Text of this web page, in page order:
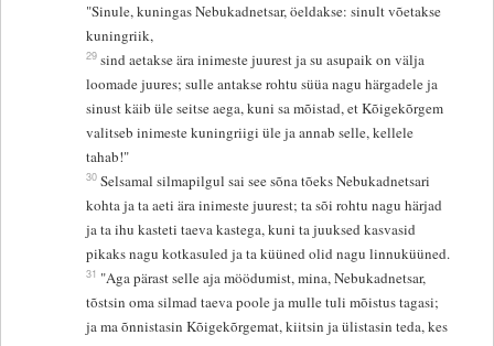
"Sinule, kuningas Nebukadnetsar, öeldakse: sinult võetakse
kuningriik,
29 sind aetakse ära inimeste juurest ja su asupaik on välja
loomade juures; sulle antakse rohtu süüa nagu härgadele ja
sinust käib üle seitse aega, kuni sa mõistad, et Kõigekõrgem
valitseb inimeste kuningriigi üle ja annab selle, kellele
tahab!"
30 Selsamal silmapilgul sai see sõna tõeks Nebukadnetsari
kohta ja ta aeti ära inimeste juurest; ta sõi rohtu nagu härjad
ja ta ihu kasteti taeva kastega, kuni ta juuksed kasvasid
pikaks nagu kotkasuled ja ta küüned olid nagu linnuküüned.
31 "Aga pärast selle aja möödumist, mina, Nebukadnetsar,
tõstsin oma silmad taeva poole ja mulle tuli mõistus tagasi;
ja ma õnnistasin Kõigekõrgemat, kiitsin ja ülistasin teda, kes